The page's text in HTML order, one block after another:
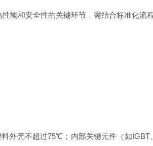
能和安全性的关键环节，需结合标准化流
外壳不超过75℃；内部关键元件（如